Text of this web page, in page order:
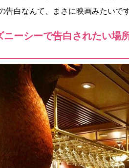
告白なんて、まさに映画みたいで
ニーシーで告白されたい場